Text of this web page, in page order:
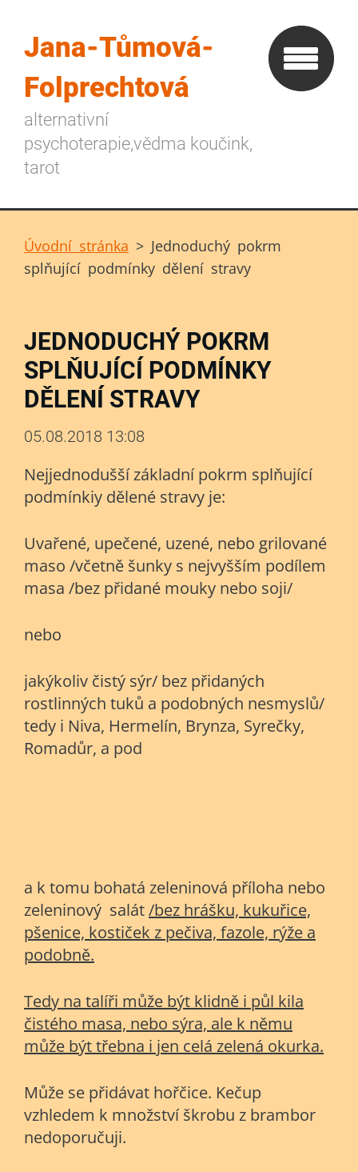
Jana-Tůmová-
Folprechtová
alternativní
psychoterapie,vědma koučink,
tarot
Úvodní stránka > Jednoduchý pokrm
splňující podmínky dělení stravy
JEDNODUCHÝ POKRM
SPLŇUJÍCÍ PODMÍNKY
DĚLENÍ STRAVY
05.08.2018 13:08
Nejjednodušší základní pokrm splňující
podmínkiy dělené stravy je:
Uvařené, upečené, uzené, nebo grilované
maso /včetně šunky s nejvyšším podílem
masa /bez přidané mouky nebo soji/
nebo
jakýkoliv čistý sýr/ bez přidaných
rostlinných tuků a podobných nesmyslů/
tedy i Niva, Hermelín, Brynza, Syrečky,
Romadůr, a pod
a k tomu bohatá zeleninová příloha nebo
zeleninový salát/bez hrášku, kukuřice,
pšenice, kostiček z pečiva, fazole, rýže a
podobně.
Tedy na talíři může být klidně i půl kila
čistého masa, nebo sýra, ale k němu
může být třebna i jen celá zelená okurka.
Může se přidávat hořčice. Kečup
vzhledem k množství škrobu z brambor
nedoporučuji.